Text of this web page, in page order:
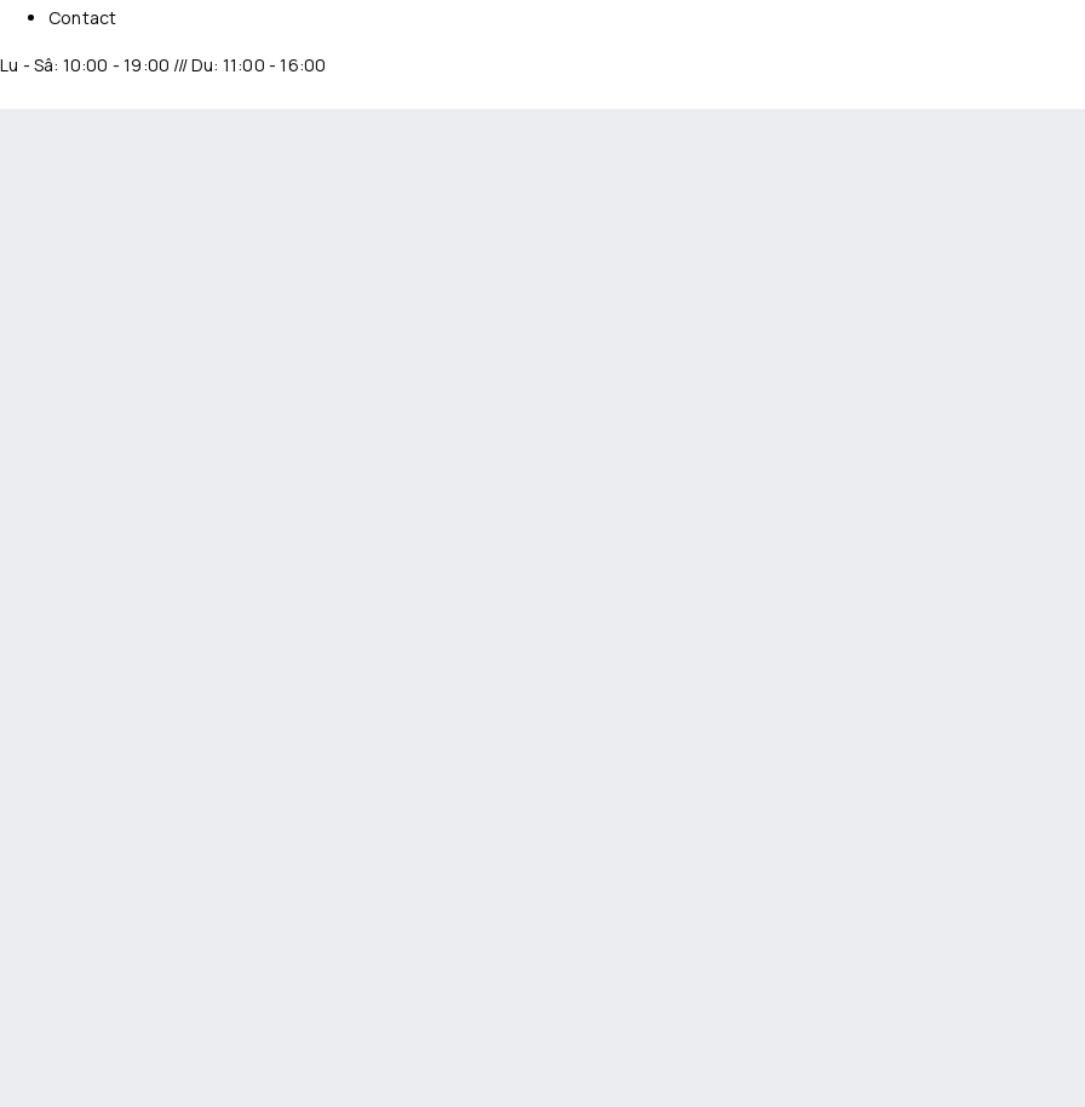
Contact
Lu - Sâ: 10:00 - 19:00 /// Du: 11:00 - 16:00